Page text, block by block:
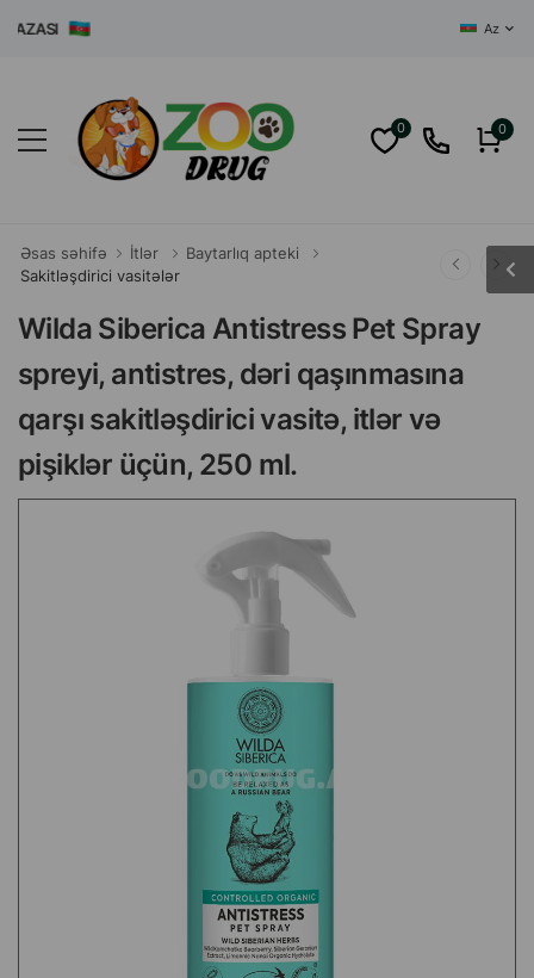
Az
0 0
Əsas səhifə İtlər
Baytarlıq apteki
Sakitləşdirici vasitələr
Wilda Siberica Antistress Pet Spray
spreyi, antistres, dəri qaşınmasına
qarşı sakitləşdirici vasitə, itlər və
pişiklər üçün, 250 ml.